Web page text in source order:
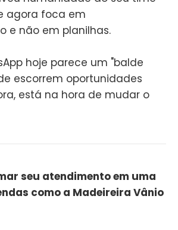
agora foca em
e não em planilhas.
hoje parece um "balde
escorrem oportunidades
está na hora de mudar o
seu atendimento em uma
como a Madeireira Vânio